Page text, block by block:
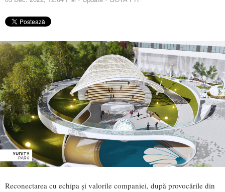
Reconectarea cu echipa și valorile companiei, după provocările din